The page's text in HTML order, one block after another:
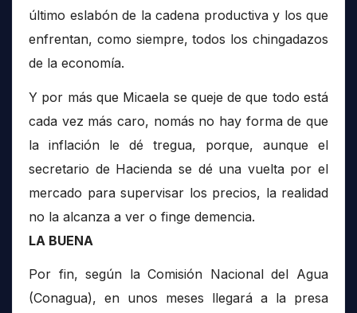
último eslabón de la cadena productiva y los que
enfrentan, como siempre, todos los chingadazos
de la economía.
Y por más que Micaela se queje de que todo está
cada vez más caro, nomás no hay forma de que
la inflación le dé tregua, porque, aunque el
secretario de Hacienda se dé una vuelta por el
mercado para supervisar los precios, la realidad
no la alcanza a ver o finge demencia.
LA BUENA
Por fin, según la Comisión Nacional del Agua
(Conagua), en unos meses llegará a la presa